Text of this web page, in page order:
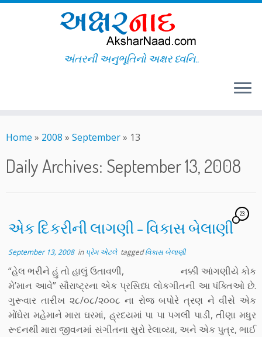
to
અંતરની અનુભૂતિનો અક્ષર ધ્વનિ..
Home » 2008 » September» 13
Daily Archives: September 13, 2008
એક દિકરીની લાગણી – વિકાસ બેલાણી
23
September 13, 2008in પ્રેમ એટલે taggedવિકાસ બેલાણી
“હેલ ભરીને હું તો હાલું ઉતાવળી, નક્કી આંગણીયે કોક
મે’માન આવે” સૌરાષ્ટ્રના એક પ્રસિધ્ધ લોકગીતની આ પંક્તિઓ છે.
ગુરૂવાર તારીખ ૨૮/૦૮/૨૦૦૮ ના રોજ બપોરે ત્રણ ને વીસે એક
મોંઘેરા મહેમાને મારા ઘરમાં, હ્રદયમાં પા પા પગલી પાડી, તીણા મધુર
રૂદનથી મારા જીવનમાં સંગીતના સુરો રેલાવ્યા, અને એક પુત્ર, ભાઈ